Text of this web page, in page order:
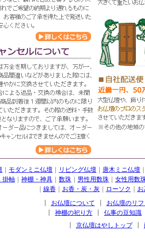
｜ モダンミニ仏壇 ｜ リビング仏壇 ｜ 唐木ミニ仏壇
掛軸 ｜ 神棚・神具 ｜ 数珠 ｜ 男性用数珠 ｜ 女性用数
｜ 線香 ｜ お香・炭・灰｜ ローソク ｜
お仏壇について
お仏壇のリ
神棚の祀り方 仏事の豆知識
京仏壇はやしトップ|